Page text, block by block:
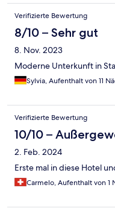
Verifizierte Bewertung
8/10 – Sehr gut
8. Nov. 2023
Moderne Unterkunft in
Sylvia, Aufenthalt von 11
Verifizierte Bewertung
10/10 –
2. Feb. 2024
Erste mal in diese Hotel
Carmelo, Aufenthalt von 1